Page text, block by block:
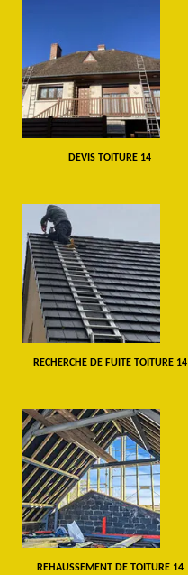
DEVIS TOITURE 14
RECHERCHE DE FUITE TOITURE 14
REHAUSSEMENT DE TOITURE 14